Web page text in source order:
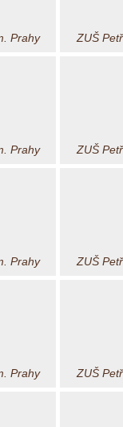
Prahy ZUŠ
Prahy ZUŠ
Prahy ZUŠ
Prahy ZUŠ